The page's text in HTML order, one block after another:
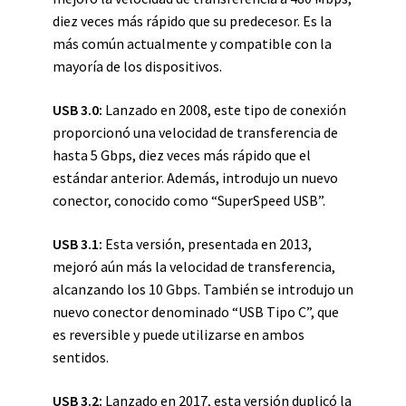
diez veces más rápido que su predecesor. Es la
más común actualmente y compatible con la
mayoría de los dispositivos.
USB 3.0: Lanzado en 2008, este tipo de conexión
proporcionó una velocidad de transferencia de
hasta 5 Gbps, diez veces más rápido que el
estándar anterior. Además, introdujo un nuevo
conector, conocido como “SuperSpeed USB”.
USB 3.1: Esta versión, presentada en 2013,
mejoró aún más la velocidad de transferencia,
alcanzando los 10 Gbps. También se introdujo un
nuevo conector denominado “USB Tipo C”, que
es reversible y puede utilizarse en ambos
sentidos.
USB 3.2: Lanzado en 2017, esta versión duplicó la